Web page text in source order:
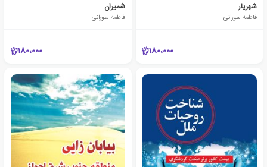
شهریار
فاطمه سورانی
180،000
شمیران
فاطمه سورانی
180،000